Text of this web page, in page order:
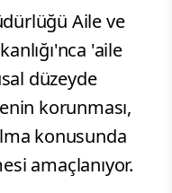
Aile ve
'aile
düzeyde
korunması,
konusunda
amaçlanıyor.